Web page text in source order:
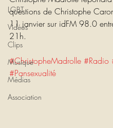
LGBT
Vidéos
Clips
Musique
Médias
Association
questions de Christophe
11 janvier sur idFM 98.0
21h.
#ChristopheMadrolle #Radio
#Pansexualité